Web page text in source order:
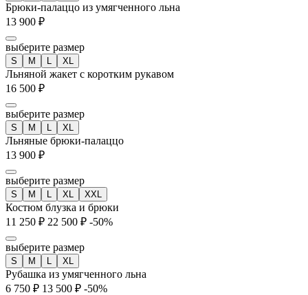
Брюки-палаццо из умягченного льна
13 900 ₽
выберите размер
S M L XL
Льняной жакет с коротким рукавом
16 500 ₽
выберите размер
S M L XL
Льняные брюки-палаццо
13 900 ₽
выберите размер
S M L XL XXL
Костюм блузка и брюки
11 250 ₽ 22 500 ₽ -50%
выберите размер
S M L XL
Рубашка из умягченного льна
6 750 ₽ 13 500 ₽ -50%